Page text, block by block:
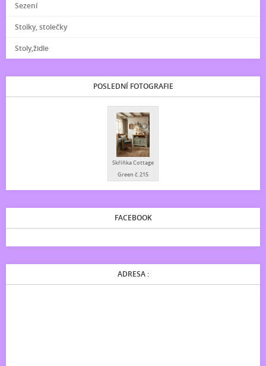
Sezení
Stolky, stolečky
Stoly,židle
POSLEDNÍ FOTOGRAFIE
Skříňka Cottage
Green č. 215
FACEBOOK
ADRESA :